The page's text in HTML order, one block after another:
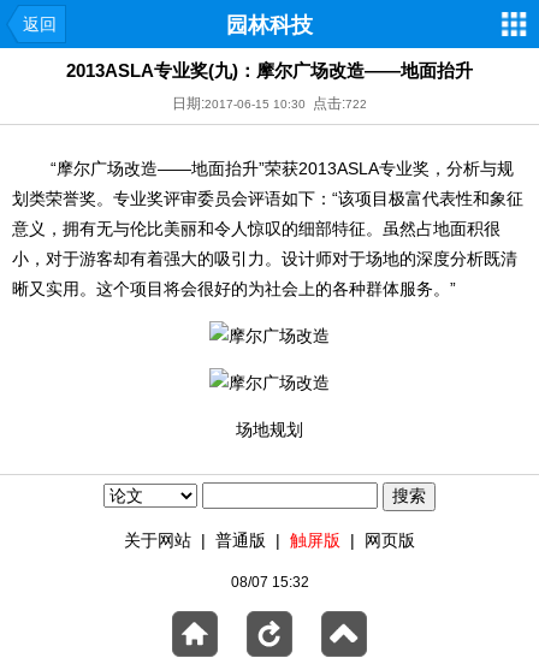
返回 园林科技
2013ASLA专业奖(九)：摩尔广场改造——地面抬升
日期:2017-06-15 10:30 点击:722
“摩尔广场改造——地面抬升”荣获2013ASLA专业奖，分析与规
划类荣誉奖。专业奖评审委员会评语如下：“该项目极富代表性和象征
意义，拥有无与伦比美丽和令人惊叹的细部特征。虽然占地面积很
小，对于游客却有着强大的吸引力。设计师对于场地的深度分析既清
晰又实用。这个项目将会很好的为社会上的各种群体服务。”
场地规划
关于网站 | 普通版 | 触屏版 | 网页版
08/07 15:32